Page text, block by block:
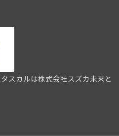
スカルは株式会社スズカ未来と